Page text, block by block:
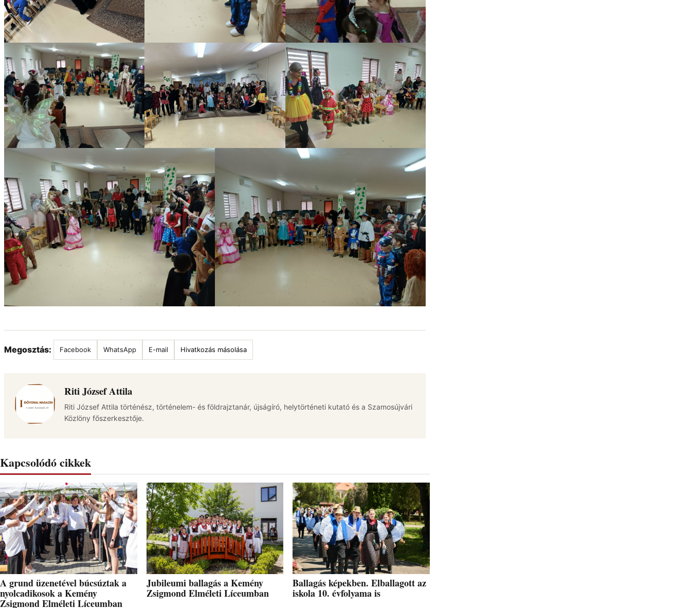
Megosztás: Facebook WhatsApp E-mail Hivatkozás másolása
Riti József Attila
Riti József Attila történész, történelem- és földrajztanár, újságíró, helytörténeti kutató és a Szamosújvári
Közlöny főszerkesztője.
Kapcsolódó cikkek
A grund üzenetével búcsúztak a
nyolcadikosok a Kemény
Zsigmond Elméleti Líceumban
Jubileumi ballagás a Kemény
Zsigmond Elméleti Líceumban
Ballagás képekben. Elballagott az
iskola 10. évfolyama is